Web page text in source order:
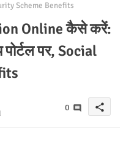
Scheme Benefits
Online कैसे करें:
पर, Social
0 share